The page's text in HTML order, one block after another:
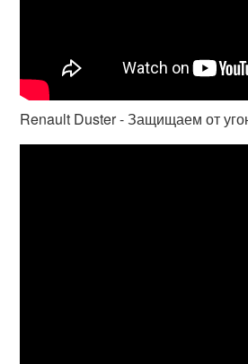
Renault Duster - Защищаем от